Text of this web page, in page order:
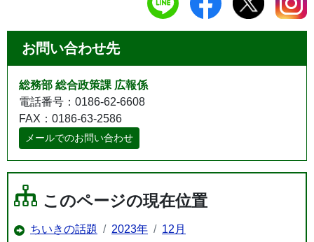
お問い合わせ先
総務部 総合政策課 広報係
電話番号：0186-62-6608
FAX：0186-63-2586
メールでのお問い合わせ
このページの現在位置
ちいきの話題 2023年 12月